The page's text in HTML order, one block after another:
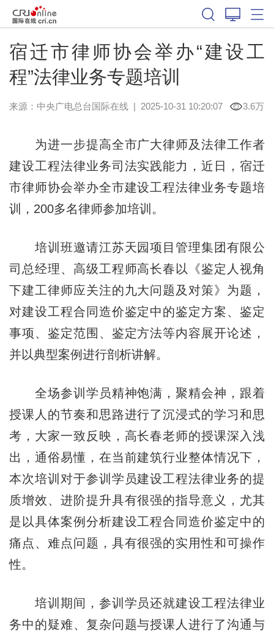
宿迁市律师协会举办“建设工
程”法律业务专题培训
来源：中央广电总台国际在线| 2025-10-31 10:20:07 3.6万
为进一步提高全市广大律师及法律工作者
建设工程法律业务司法实践能力，近日，宿迁
市律师协会举办全市建设工程法律业务专题培
训，200多名律师参加培训。
培训班邀请江苏天园项目管理集团有限公
司总经理、高级工程师高长春以《鉴定人视角
下建工律师应关注的九大问题及对策》为题，
对建设工程合同造价鉴定中的鉴定方案、鉴定
事项、鉴定范围、鉴定方法等内容展开论述，
并以典型案例进行剖析讲解。
全场参训学员精神饱满，聚精会神，跟着
授课人的节奏和思路进行了沉浸式的学习和思
考，大家一致反映，高长春老师的授课深入浅
出，通俗易懂，在当前建筑行业整体情况下，
本次培训对于参训学员建设工程法律业务的提
质增效、进阶提升具有很强的指导意义，尤其
是以具体案例分析建设工程合同造价鉴定中的
痛点、难点问题，具有很强的实用性和可操作
性。
培训期间，参训学员还就建设工程法律业
务中的疑难、复杂问题与授课 人进行了沟通与